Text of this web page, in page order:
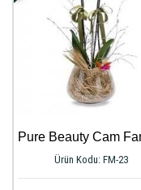
Ürün Kodu: FM-23